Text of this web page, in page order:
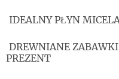
IDEALNY PŁYN
DREWNIANE
PREZENT